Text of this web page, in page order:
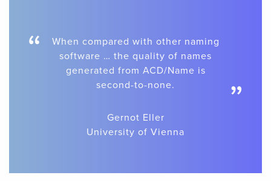
“
When compared with other naming
software … the quality of names
generated from ACD/Name is
second-to-none.
”
Gernot Eller
University of Vienna